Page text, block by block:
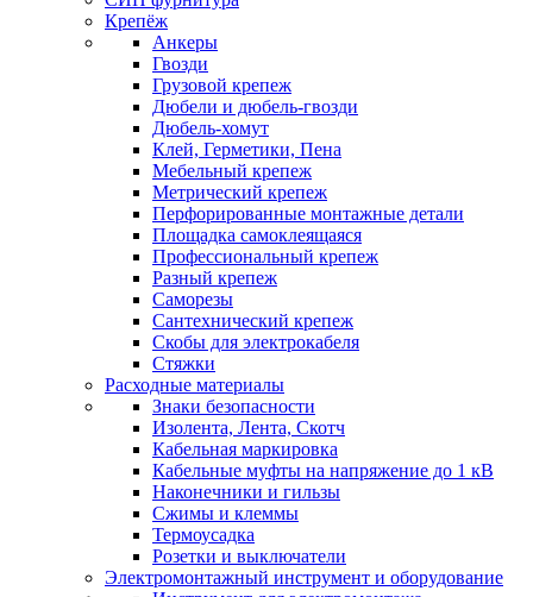
Крепёж
Анкеры
Гвозди
Грузовой крепеж
Дюбели и дюбель-гвозди
Дюбель-хомут
Клей, Герметики, Пена
Мебельный крепеж
Метрический крепеж
Перфорированные монтажные детали
Площадка самоклеящаяся
Профессиональный крепеж
Разный крепеж
Саморезы
Сантехнический крепеж
Скобы для электрокабеля
Стяжки
Расходные материалы
Знаки безопасности
Изолента, Лента, Скотч
Кабельная маркировка
Кабельные муфты на напряжение до 1 кВ
Наконечники и гильзы
Сжимы и клеммы
Термоусадка
Розетки и выключатели
Электромонтажный инструмент и оборудование